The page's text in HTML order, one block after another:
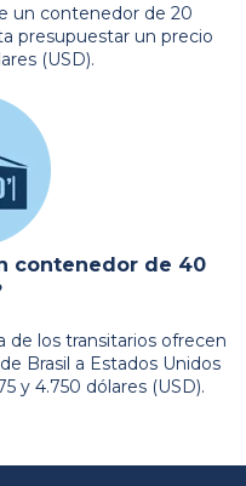
un contenedor de 20
presupuestar un precio
(USD).
contenedor de 40
de los transitarios ofrecen
Brasil a Estados Unidos
y 4.750 dólares (USD).